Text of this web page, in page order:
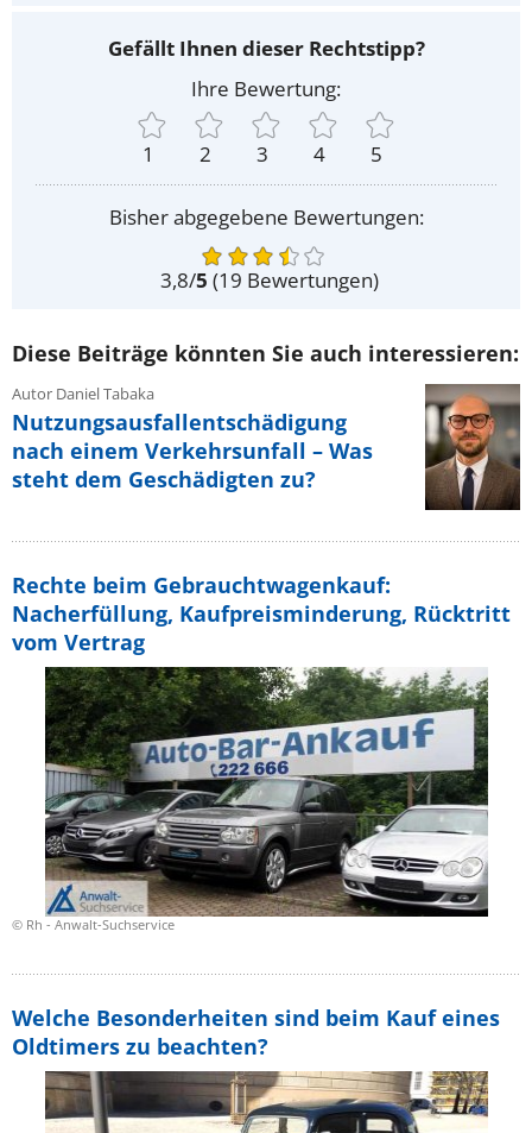
Gefällt Ihnen dieser Rechtstipp?
Ihre Bewertung:
1 2 3 4 5
Bisher abgegebene Bewertungen:
3,8/5 (19 Bewertungen)
Diese Beiträge könnten Sie auch interessieren:
Autor Daniel Tabaka
Nutzungsausfallentschädigung
nach einem Verkehrsunfall – Was
steht dem Geschädigten zu?
© Rh - Anwalt-Suchservice
Rechte beim Gebrauchtwagenkauf:
Nacherfüllung, Kaufpreisminderung, Rücktritt
vom Vertrag
Welche Besonderheiten sind beim Kauf eines
Oldtimers zu beachten?